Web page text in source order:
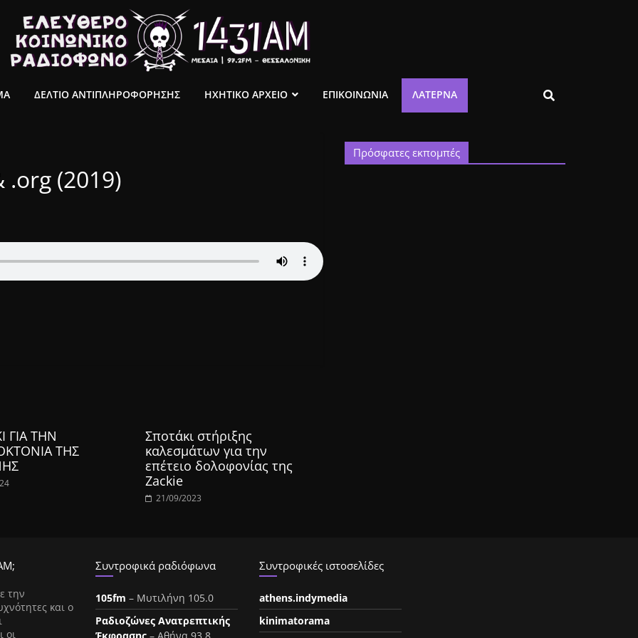
ΔΕΛΤΙΟ ΑΝΤΙΠΛΗΡΟΦΟΡΗΣΗΣ ΗΧΗΤΙΚΟ ΑΡΧΕΙΟ ΕΠΙΚΟΙΝΩΝΙΑ ΛΑΤΈΡΝΑ
.org (2019)
ΓΙΑ ΤΗΝ
ΤΗΣ
Σποτάκι στήριξης
καλεσμάτων για την
επέτειο δολοφονίας της
Zackie
21/09/2023
Πρόσφατες εκπομπές
την
και ο
οι
Συντροφικά ραδιόφωνα
105fm – Μυτιλήνη 105.0
Ραδιοζώνες Ανατρεπτικής
Συντροφικές ιστοσελίδες
athens.indymedia
kinimatorama